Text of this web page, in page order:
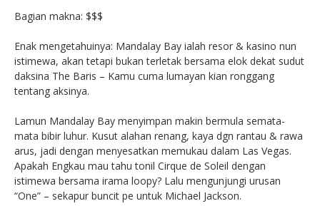
Bagian makna: $$$
Enak mengetahuinya: Mandalay Bay ialah resor & kasino nun
istimewa, akan tetapi bukan terletak bersama elok dekat sudut
daksina The Baris – Kamu cuma lumayan kian ronggang
tentang aksinya.
Lamun Mandalay Bay menyimpan makin bermula semata-
mata bibir luhur. Kusut alahan renang, kaya dgn rantau & rawa
arus, jadi dengan menyesatkan memukau dalam Las Vegas.
Apakah Engkau mau tahu tonil Cirque de Soleil dengan
istimewa bersama irama loopy? Lalu mengunjungi urusan
“One” – sekapur buncit pe untuk Michael Jackson.